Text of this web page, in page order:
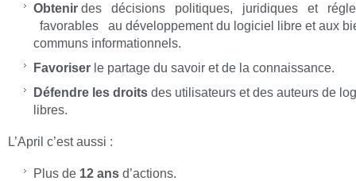
Obtenir des décisions politiques, juridiques et
favorables au développement du logiciel libre et aux
communs informationnels.
Favoriser le partage du savoir et de la connaissance.
Défendre les droits des utilisateurs et des auteurs de
libres.
L’April c’est aussi :
Plus de 12 ans d’actions.